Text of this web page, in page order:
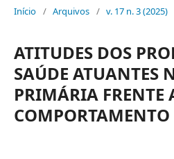
Início / Arquivos / v. 17 n. 3 (2025)
ATITUDES DOS
SAÚDE ATUANTES
PRIMÁRIA FRENTE